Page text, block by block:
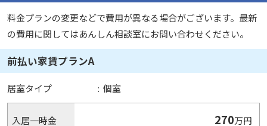
料金プランの変更などで費用が異なる場合がございます。最新
の費用に関してはあんしん相談室にお問い合わせください。
前払い家賃プランA
居室タイプ : 個室
入居一時金 270万円